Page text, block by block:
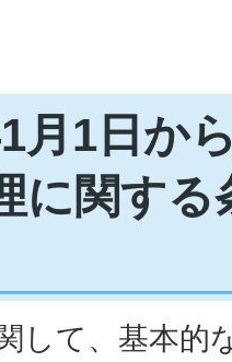
月1日か
に関する
して、基本的